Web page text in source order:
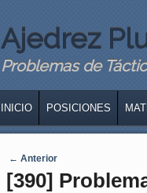
Ajedrez
Problemas de
SKIP TO PRIMARY
SKIP TO SECONDARY
INICIO POSICIONES
Navegaci�n de entradas
← Anterior
[390]